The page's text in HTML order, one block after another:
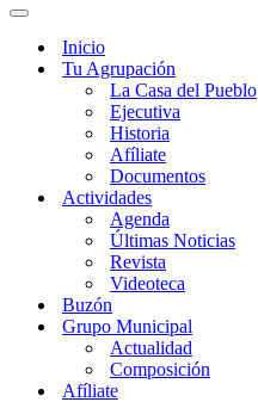
de
Menú
navegación
Inicio
Tu Agrupación
La Casa del Pueblo
Ejecutiva
Historia
Afíliate
Documentos
Actividades
Agenda
Últimas Noticias
Revista
Videoteca
Buzón
Grupo Municipal
Actualidad
Composición
Afíliate